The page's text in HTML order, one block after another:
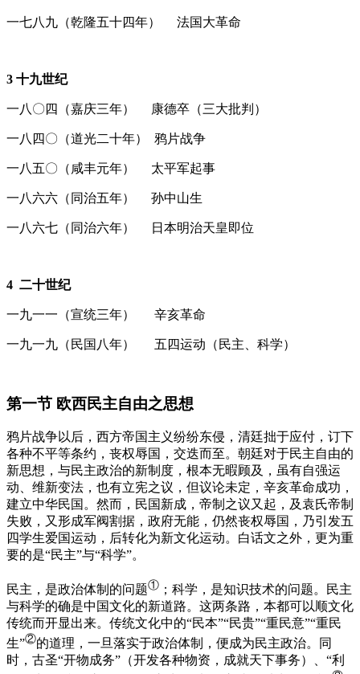
一七八九（乾隆五十四年） 法国大革命
3 十九世纪
一八〇四（嘉庆三年） 康德卒（三大批判）
一八四〇（道光二十年） 鸦片战争
一八五〇（咸丰元年） 太平军起事
一八六六（同治五年） 孙中山生
一八六七（同治六年） 日本明治天皇即位
4 二十世纪
一九一一（宣统三年） 辛亥革命
一九一九（民国八年） 五四运动（民主、科学）
第一节 欧西民主自由之思想
鸦片战争以后，西方帝国主义纷纷东侵，清廷拙于应付，订下
各种不平等条约，丧权辱国，交迭而至。朝廷对于民主自由的
新思想，与民主政治的新制度，根本无暇顾及，虽有自强运
动、维新变法，也有立宪之议，但议论未定，辛亥革命成功，
建立中华民国。然而，民国新成，帝制之议又起，及袁氏帝制
失败，又形成军阀割据，政府无能，仍然丧权辱国，乃引发五
四学生爱国运动，后转化为新文化运动。白话文之外，更为重
要的是“民主”与“科学”。
民主，是政治体制的问题① ；科学，是知识技术的问题。民主
与科学的确是中国文化的新道路。这两条路，本都可以顺文化
传统而开显出来。传统文化中的“民本”“民贵”“重民意”“重民
生”②的道理，一旦落实于政治体制，便成为民主政治。同
时，古圣“开物成务” （开发各种物资，成就天下事务）
、“利